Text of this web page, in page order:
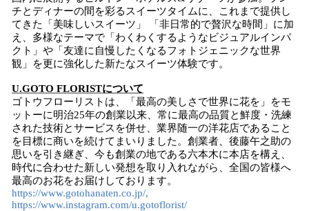
チとディナーの間を彩るスイーツタイムに、これまで提供し
てきた「美味しいスイーツ」 「非日常的で贅沢な時間」に加
え、多様なテーマで「わくわくするようなビジュアルインパ
クト」や「友達に自慢したくなるフォトジェニックな世界
観」を更に強化した新たなスイーツ体験です。
U.GOTO FLORISTについて
ゴトウフローリストは、「最高の美しさで世界に花を」をモ
ットーに明治25年の創業以来、常に最高の品質と鮮度・洗練
された技術とサービスを併せ、業界随一の洋花店であること
を目標に商いを続けてまいりました。創業者、後藤午之助の
思いを引き継ぎ、今も創業の地である六本木に本店を構え、
時代に合わせた新しい発想を取り入れながら、全国の皆様へ
最高のお花をお届けしております。
https://www.gotohanaten.co.jp/,
https://www.instagram.com/u.gotoflorist/